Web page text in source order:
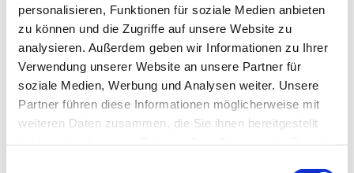
personalisieren, Funktionen für soziale Medien anbieten
zu können und die Zugriffe auf unsere Website zu
analysieren. Außerdem geben wir Informationen zu Ihrer
Verwendung unserer Website an unsere Partner für
soziale Medien, Werbung und Analysen weiter. Unsere
Partner führen diese Informationen möglicherweise mit
weiteren Daten zusammen, die Sie ihnen bereitgestellt
Ausrüstung
Tipp des Autors